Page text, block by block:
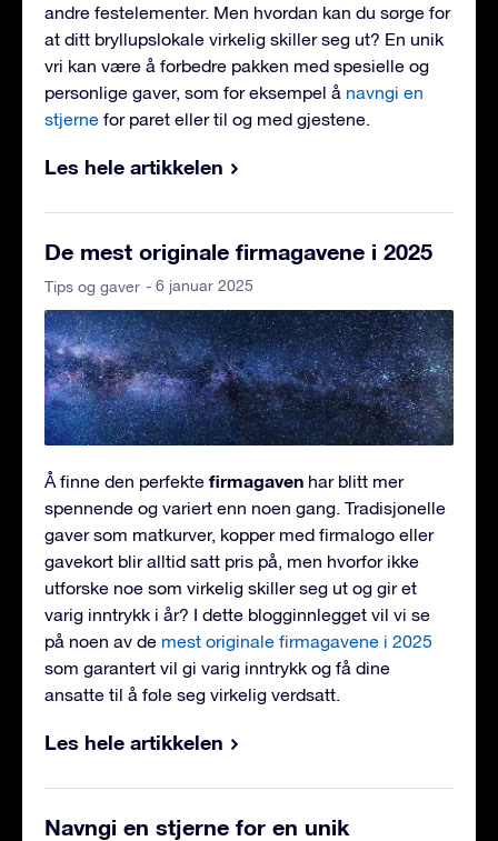
andre festelementer. Men hvordan kan du sørge for
at ditt bryllupslokale virkelig skiller seg ut? En unik
vri kan være å forbedre pakken med spesielle og
personlige gaver, som for eksempel å navngi en
stjerne for paret eller til og med gjestene.
Les hele artikkelen
De mest originale firmagavene i 2025
Tips og gaver - 6 januar 2025
Å finne den perfekte firmagaven har blitt mer
spennende og variert enn noen gang. Tradisjonelle
gaver som matkurver, kopper med firmalogo eller
gavekort blir alltid satt pris på, men hvorfor ikke
utforske noe som virkelig skiller seg ut og gir et
varig inntrykk i år? I dette blogginnlegget vil vi se
på noen av de mest originale firmagavene i 2025
som garantert vil gi varig inntrykk og få dine
ansatte til å føle seg virkelig verdsatt.
Les hele artikkelen
Navngi en stjerne for en unik